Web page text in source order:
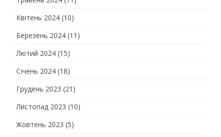
Квітень 2024 (10)
Березень 2024 (11)
Лютий 2024 (15)
Січень 2024 (18)
Грудень 2023 (21)
Листопад 2023 (10)
Жовтень 2023 (5)